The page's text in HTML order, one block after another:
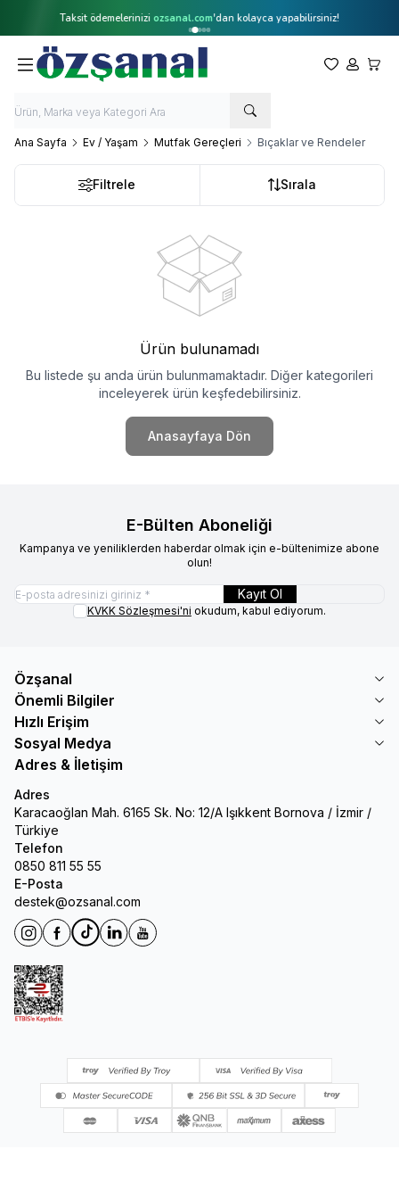
Taksit ödemelerinizi ozsanal.com'dan kolayca yapabilirsiniz!
Favorilerim
Hesabım
Ana Sayfa Ev / Yaşam Mutfak Gereçleri Bıçaklar ve Rendeler
Filtrele Sırala
Ürün bulunamadı
Bu listede şu anda ürün bulunmamaktadır. Diğer kategorileri
inceleyerek ürün keşfedebilirsiniz.
Anasayfaya Dön
E-Bülten Aboneliği
Kampanya ve yeniliklerden haberdar olmak için e-bültenimize abone
olun!
Kayıt Ol
KVKK Sözleşmesi'ni okudum, kabul ediyorum.
Özşanal
Önemli Bilgiler
Hızlı Erişim
Sosyal Medya
Adres & İletişim
Adres
Karacaoğlan Mah. 6165 Sk. No: 12/A Işıkkent Bornova / İzmir /
Türkiye
Telefon
0850 811 55 55
E-Posta
destek@ozsanal.com
InstagramFacebook
TiktokLinkedinYoutube